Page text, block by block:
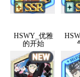
HSWY_优雅
的开始